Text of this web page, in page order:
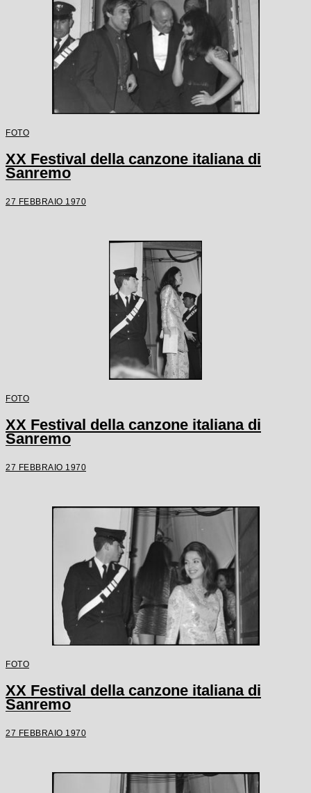
FOTO
XX Festival della canzone italiana di
Sanremo
27 FEBBRAIO 1970
FOTO
XX Festival della canzone italiana di
Sanremo
27 FEBBRAIO 1970
FOTO
XX Festival della canzone italiana di
Sanremo
27 FEBBRAIO 1970